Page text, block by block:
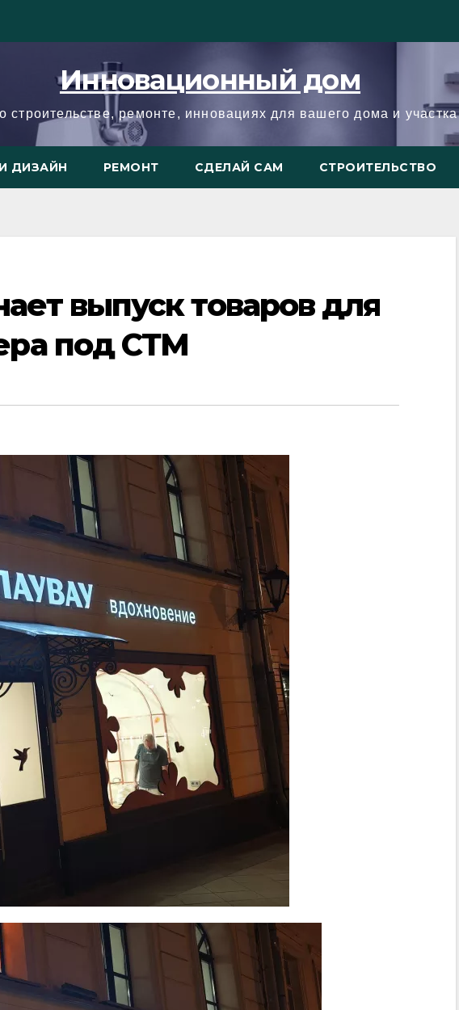
Инновационный дом
строительстве, ремонте, инновациях для вашего дома и участка
ДИЗАЙН РЕМОНТ СДЕЛАЙ САМ СТРОИТЕЛЬСТВО
выпуск товаров для
под СТМ